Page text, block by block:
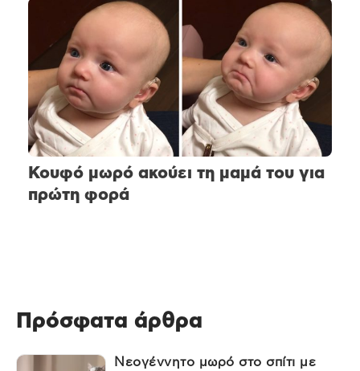
Κουφό μωρό ακούει τη μαμά του για
πρώτη φορά
Πρόσφατα άρθρα
Νεογέννητο μωρό στο σπίτι με